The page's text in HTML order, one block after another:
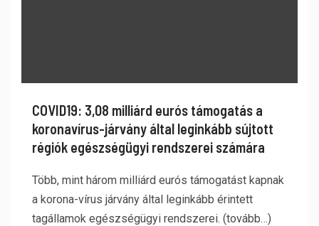
COVID19: 3,08 milliárd eurós támogatás a
koronavírus-járvány által leginkább sújtott
régiók egészségügyi rendszerei számára
Több, mint három milliárd eurós támogatást kapnak
a korona-vírus járvány által leginkább érintett
tagállamok egészségügyi rendszerei. (tovább…)